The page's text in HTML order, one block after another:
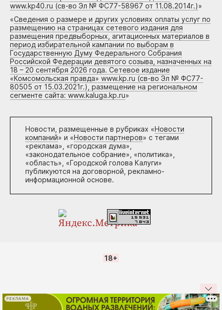
www.kp40.ru (св-во Эл № ФС77-58967 от 11.08.2014г.)»
«Сведения о размере и других условиях оплаты услуг по
размещению на страницах сетевого издания для
размещения предвыборных, агитационных материалов в
период избирательной кампании по выборам в
Государственную Думу Федерального Собрания
Российской Федерации девятого созыва, назначенных на
18 – 20 сентября 2026 года. Сетевое издание
«Комсомольская правда» www.kp.ru (св-во Эл № ФС77-
80505 от 15.03.2021г.), размещение на региональном
сегменте сайта: www.kaluga.kp.ru»
Новости, размещенные в рубриках «Новости
компаний» и «Новости партнеров» с тегами
«реклама», «городская дума»,
«законодательное собрание», «политика»,
«область», «Городской голова Калуги»
публикуются на договорной, рекламно-
информационной основе.
18+
РЕКЛАМА